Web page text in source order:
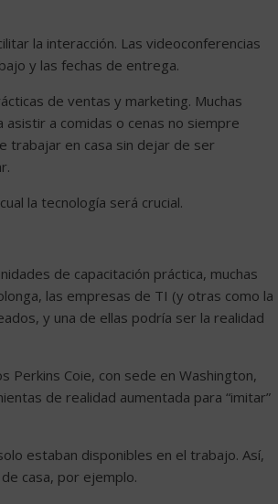
la interacción. Las videoconferencias
y las fechas de entrega.
de ventas y marketing. Muchas
a comidas o cenas no siempre
trabajar en casa sin dejar de ser
la tecnología será crucial.
de capacitación práctica, muchas
las empresas de TI (y otras como la
y una de ellas podría ser la realidad
Perkins Coie, con sede en Washington,
de realidad aumentada para “imitar”
estaban disponibles en el trabajo. Así,
casa, por ejemplo.